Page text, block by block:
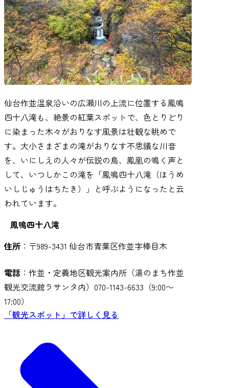
仙台作並温泉沿いの広瀬川の上流に位置する鳳鳴
四十八滝も、絶景の紅葉スポットで、色とりどり
に染まった木々がおりなす風景は壮観な眺めで
す。大小さまざまの滝がおりなす不思議な川音
を、いにしえの人々が伝説の鳥、鳳凰の鳴く声と
して、いつしかこの滝を「鳳鳴四十八滝（ほうめ
いしじゅうはちたき）」と呼ぶようになったと云
われています。
鳳鳴四十八滝
住所 ：〒989-3431 仙台市青葉区作並字棒目木
電話 ：作並・定義地区観光案内所（湯のまち作並
観光交流館ラサンタ内）070-1143-6633（9:00〜
17:00）
「観光スポット」で詳しく見る